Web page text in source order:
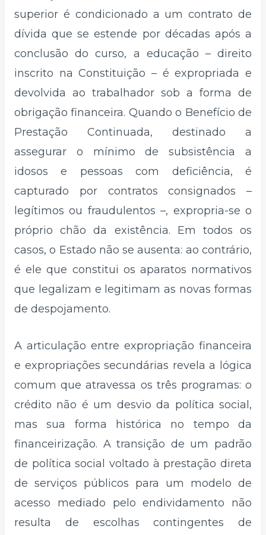
superior é condicionado a um contrato de
dívida que se estende por décadas após a
conclusão do curso, a educação – direito
inscrito na Constituição – é expropriada e
devolvida ao trabalhador sob a forma de
obrigação financeira. Quando o Benefício de
Prestação Continuada, destinado a
assegurar o mínimo de subsistência a
idosos e pessoas com deficiência, é
capturado por contratos consignados –
legítimos ou fraudulentos –, expropria-se o
próprio chão da existência. Em todos os
casos, o Estado não se ausenta: ao contrário,
é ele que constitui os aparatos normativos
que legalizam e legitimam as novas formas
de despojamento.
A articulação entre expropriação financeira
e expropriações secundárias revela a lógica
comum que atravessa os três programas: o
crédito não é um desvio da política social,
mas sua forma histórica no tempo da
financeirização. A transição de um padrão
de política social voltado à prestação direta
de serviços públicos para um modelo de
acesso mediado pelo endividamento não
resulta de escolhas contingentes de